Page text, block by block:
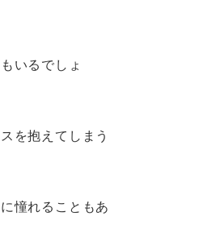
いるでしょ
を抱えてしまう
憧れることもあ